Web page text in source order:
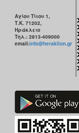
Αγίου Τίτου 1,
Τ.Κ. 71202,
Ηράκλειο
Τηλ.: 2813-409000
email:info@heraklion.gr